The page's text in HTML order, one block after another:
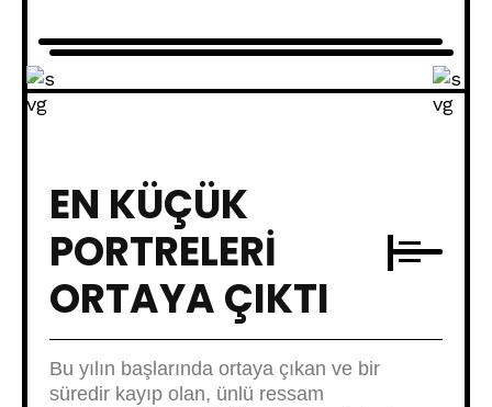
EN KÜÇÜK
PORTRELERI
ORTAYA ÇIKTI
Bu yılın başlarında ortaya çıkan ve bir
süredir kayıp olan, ünlü ressam